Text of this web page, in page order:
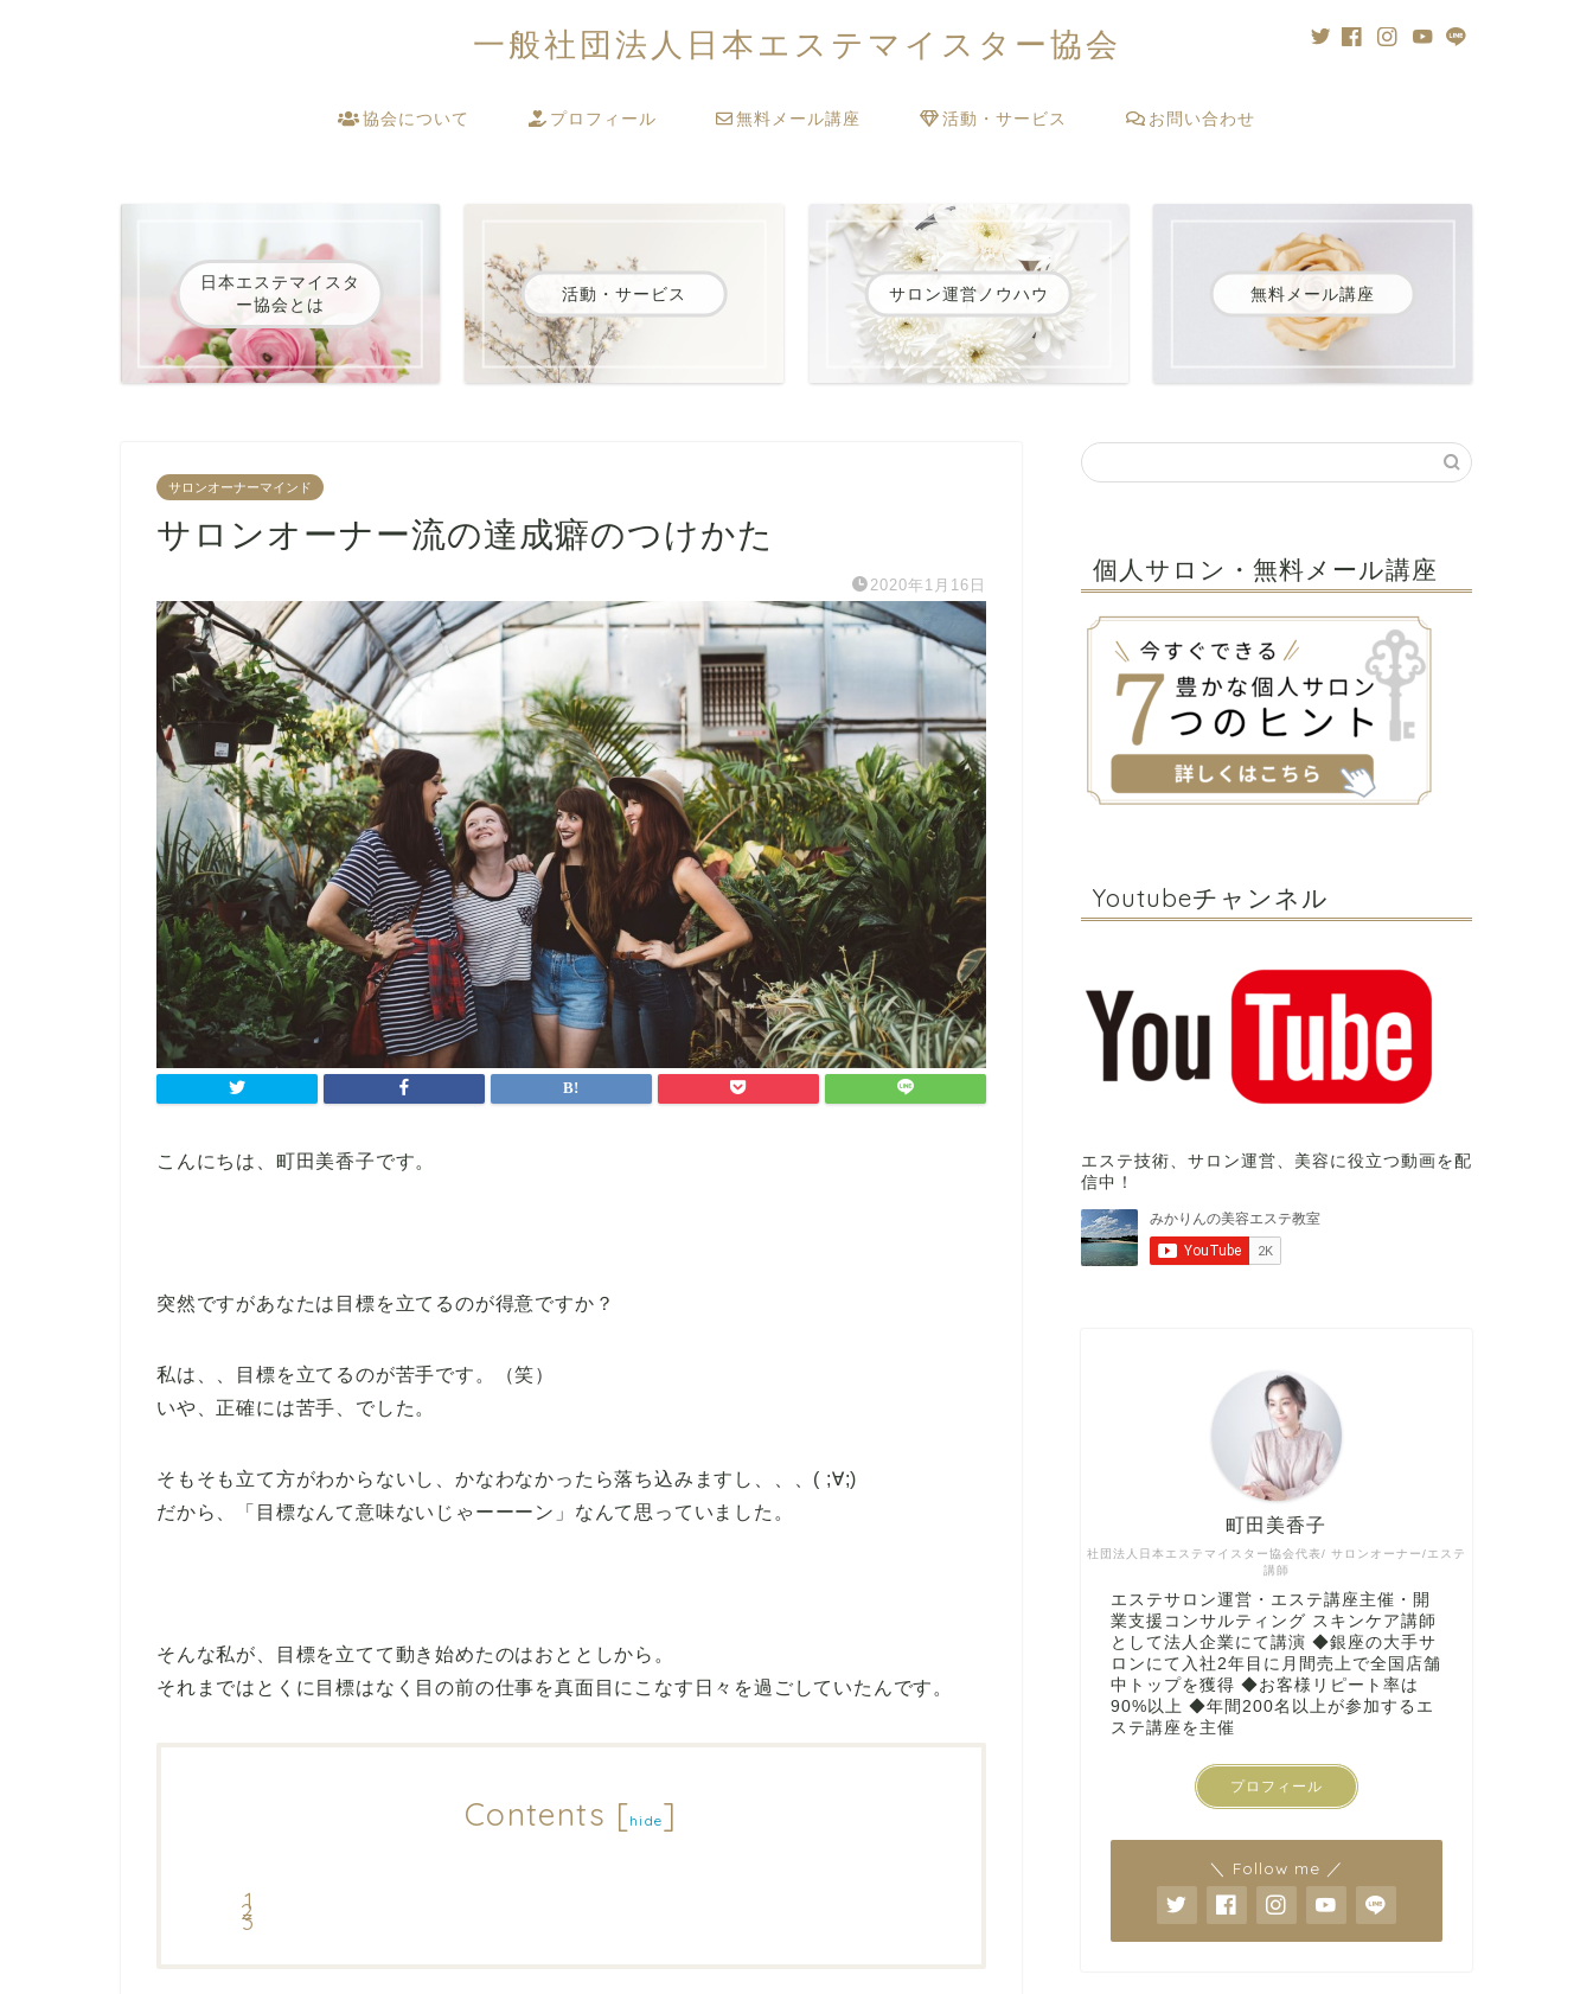
一般社団法人日本エステマイスター協会
協会について プロフィール 無料メール講座 活動・サービス お問い合わせ
日本エステマイスタ
ー協会とは
活動・サービス サロン運営ノウハウ 無料メール講座
サロンオーナーマインド
サロンオーナー流の達成癖のつけかた
2020年1月16日
こんにちは、町田美香子です。
突然ですがあなたは目標を立てるのが得意ですか？
私は、、目標を立てるのが苦手です。（笑）
いや、正確には苦手、でした。
そもそも立て方がわからないし、かなわなかったら落ち込みますし、、、( ;∀;)
だから、「目標なんて意味ないじゃーーーン」なんて思っていました。
そんな私が、目標を立てて動き始めたのはおととしから。
それまではとくに目標はなく目の前の仕事を真面目にこなす日々を過ごしていたんです。
Contents [hide]
個人サロン・無料メール講座
Youtubeチャンネル
エステ技術、サロン運営、美容に役立つ動画を配
信中！
社団法人日本エステマイスター協会代表/ サロンオーナー/エステ
講師
町田美香子
エステサロン運営・エステ講座主催・開
業支援コンサルティング スキンケア講師
として法人企業にて講演 ◆銀座の大手サ
ロンにて入社2年目に月間売上で全国店舗
中トップを獲得 ◆お客様リピート率は
90%以上 ◆年間200名以上が参加するエ
ステ講座を主催
プロフィール
＼ Follow me ／